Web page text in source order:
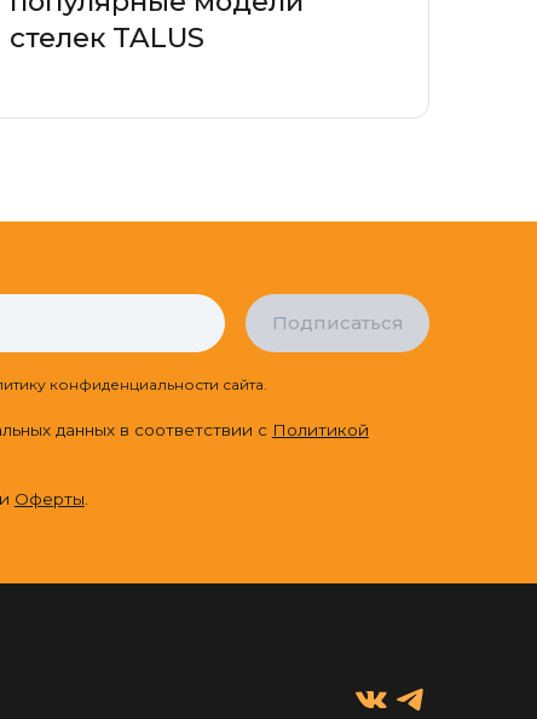
стелек TALUS
Подписаться
конфиденциальности сайта.
данных в соответствии с Политикой
Оферты.